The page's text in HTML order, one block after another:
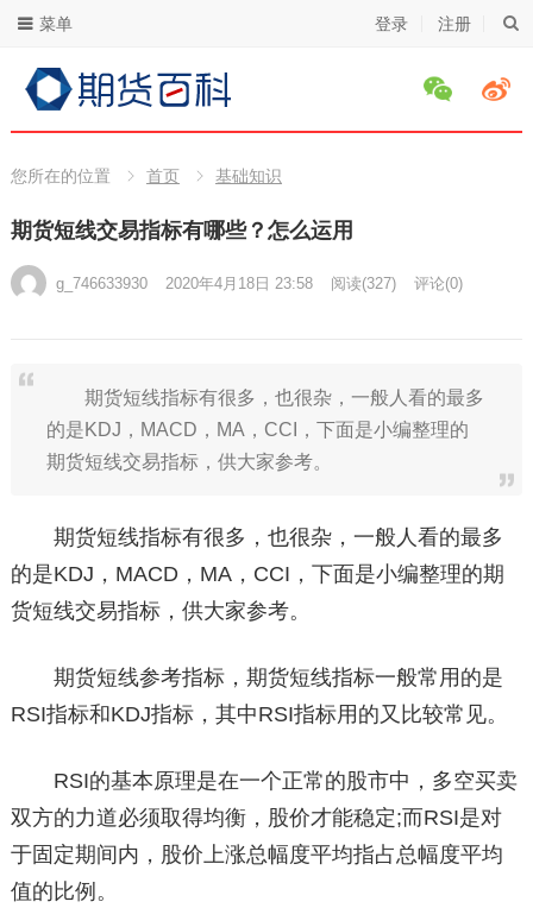
登录 注册
菜单
您所在的位置 首页 基础知识
期货短线交易指标有哪些？怎么运用
g_746633930 2020年4月18日 23:58 阅读(327) 评论(0)
期货短线指标有很多，也很杂，一般人看的最多
的是KDJ，MACD，MA，CCI，下面是小编整理的
期货短线交易指标，供大家参考。
期货短线指标有很多，也很杂，一般人看的最多
的是KDJ，MACD，MA，CCI，下面是小编整理的期
货短线交易指标，供大家参考。
期货短线参考指标，期货短线指标一般常用的是
RSI指标和KDJ指标，其中RSI指标用的又比较常见。
RSI的基本原理是在一个正常的股市中，多空买卖
双方的力道必须取得均衡，股价才能稳定;而RSI是对
于固定期间内，股价上涨总幅度平均指占总幅度平均
值的比例。